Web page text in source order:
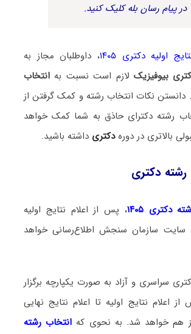
در پیام رسان بله کلیک کنید.
اولیه دکتری ۱۴۰۵
، داوطلبان مجاز به
بیوفیزیک لازم است نسبت بهانتخاب
دانستن نکات انتخاب رشته و کمک گرفتن از
رشته دکترای حاذق به شما کمک خواهد
بالاتری در دورهدکتری داشته باشید.
رشته دکتری
دکتری ۱۴۰۵
، پس از اعلام نتایج اولیه
سایت سازمان سنجش اطلاع‌رسانی خواهد
سراسری و آزاد به صورت یکپارچه برگزار
اعلام نتایج اولیه تا اعلام نتایج نهایی
از هم خواهد شد. به نحوی که انتخاب رشته